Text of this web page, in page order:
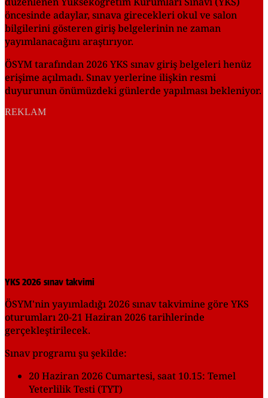
öncesinde adaylar, sınava girecekleri okul ve salon
bilgilerini gösteren giriş belgelerinin ne zaman
yayımlanacağını araştırıyor.
ÖSYM tarafından 2026 YKS sınav giriş belgeleri henüz
erişime açılmadı. Sınav yerlerine ilişkin resmi
duyurunun önümüzdeki günlerde yapılması bekleniyor.
REKLAM
YKS 2026 sınav takvimi
ÖSYM'nin yayımladığı 2026 sınav takvimine göre YKS
oturumları 20-21 Haziran 2026 tarihlerinde
gerçekleştirilecek.
Sınav programı şu şekilde:
20 Haziran 2026 Cumartesi, saat 10.15: Temel
Yeterlilik Testi (TYT)